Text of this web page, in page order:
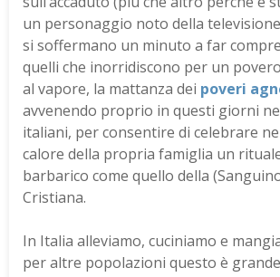
un personaggio noto della
si soffermano un minuto a far
quelli che inorridiscono per un
al vapore, la mattanza dei poveri
avvenendo proprio in questi giorni
italiani, per consentire di celebrare
calore della propria famiglia un
barbarico come quello della
Cristiana.
In Italia alleviamo, cuciniamo e
per altre popolazioni questo è